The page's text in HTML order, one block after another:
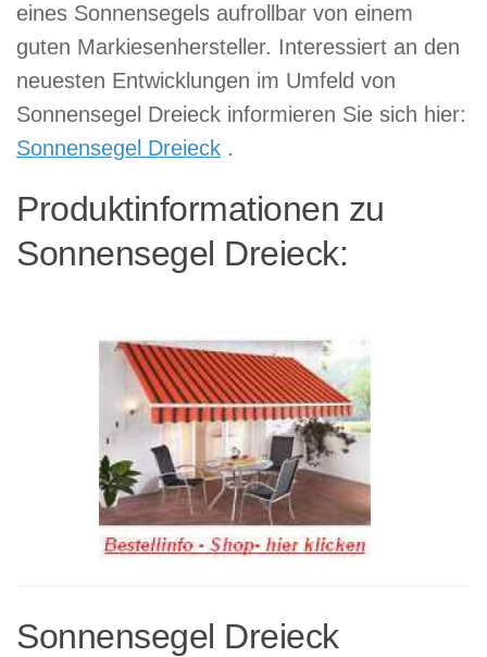
eines Sonnensegels aufrollbar von einem
guten Markiesenhersteller. Interessiert an den
neuesten Entwicklungen im Umfeld von
Sonnensegel Dreieck informieren Sie sich hier:
Sonnensegel Dreieck .
Produktinformationen zu
Sonnensegel Dreieck:
Sonnensegel Dreieck